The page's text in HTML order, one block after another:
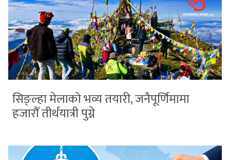
सिङ्ल्हा मेलाको भव्य तयारी, जनैपूर्णिमामा
हजारौँ तीर्थयात्री पुग्ने